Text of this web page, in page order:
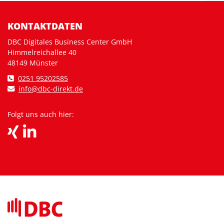
KONTAKTDATEN
DBC Digitales Business Center GmbH
Himmelreichallee 40
48149 Münster
0251 95202585
info@dbc-direkt.de
Folgt uns auch hier: